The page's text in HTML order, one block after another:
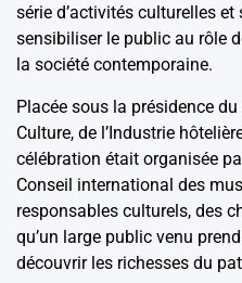
série d’activités culturelles
sensibiliser le public au rôle
la société contemporaine.
Placée sous la présidence
Culture, de l’Industrie
célébration était organisée
Conseil international des
responsables culturels, des
qu’un large public venu
découvrir les richesses du